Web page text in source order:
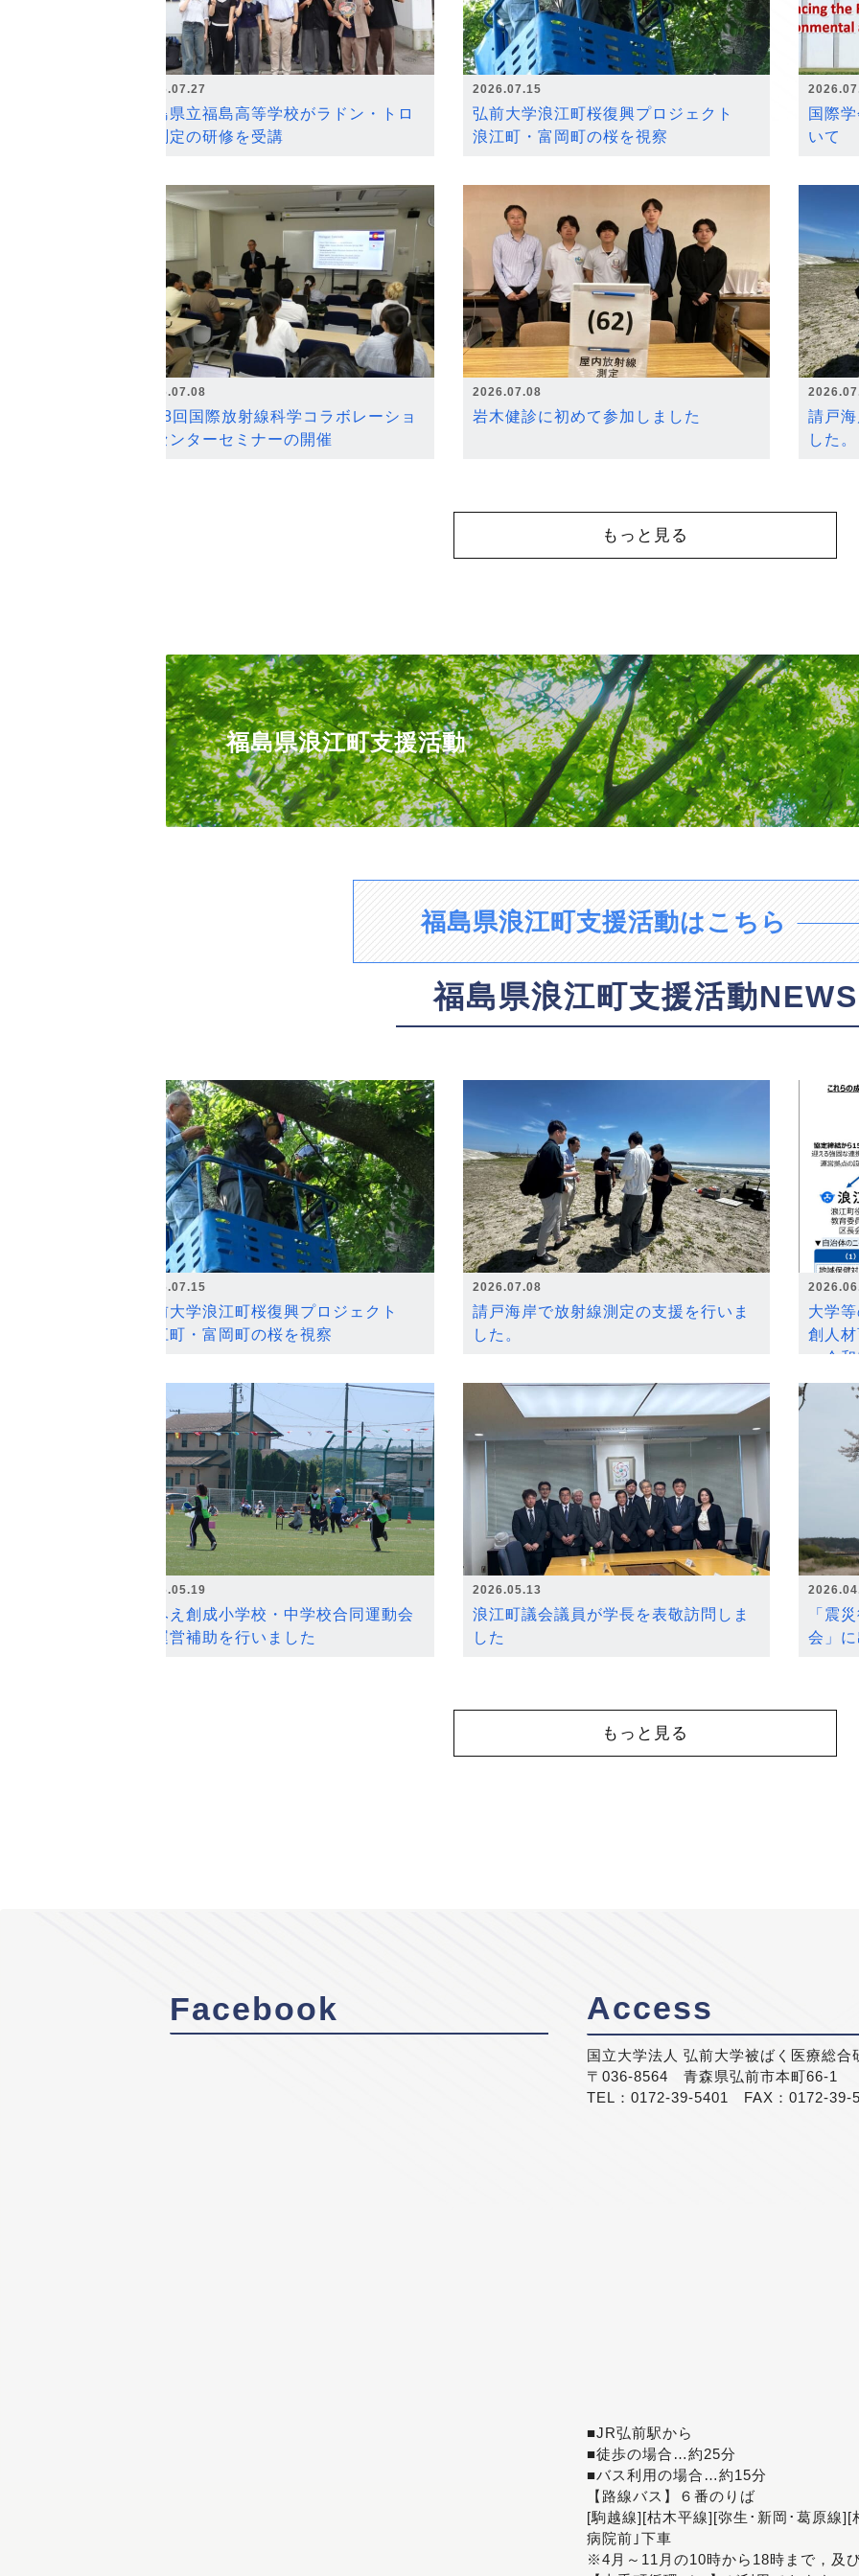
2026.07.27
福島県立福島高等学校がラドン・トロ
ン測定の研修を受講
2026.07.15
弘前大学浪江町桜復興プロジェクト
浪江町・富岡町の桜を視察
国際
いて
2026.07.08
第18回国際放射線科学コラボレーショ
ンセンターセミナーの開催
2026.07.08
岩木健診に初めて参加しました
請戸
した。
もっと見る
福島県浪江町支援活動
福島県浪江町支援活動はこちら
福島県浪江町支援活動NEWS
2026.07.15
弘前大学浪江町桜復興プロジェクト
浪江町・富岡町の桜を視察
2026.07.08
請戸海岸で放射線測定の支援を行いま
した。
大学
創人
～令
2026.05.19
なみえ創成小学校・中学校合同運動会
の運営補助を行いました
2026.05.13
浪江町議会議員が学長を表敬訪問しま
した
「震
会」
もっと見る
Facebook Access
国立大学法人 弘前大学被ばく医療総合
〒036-8564 青森県弘前市本町66-1
TEL：0172-39-5401 FAX：0172-39-
■JR弘前駅から
■徒歩の場合…約25分
■バス利用の場合…約15分
【路線バス】６番のりば
[駒越線][枯木平線][弥生･新岡･葛原線
病院前｣下車
※4月～11月の10時から18時まで，及